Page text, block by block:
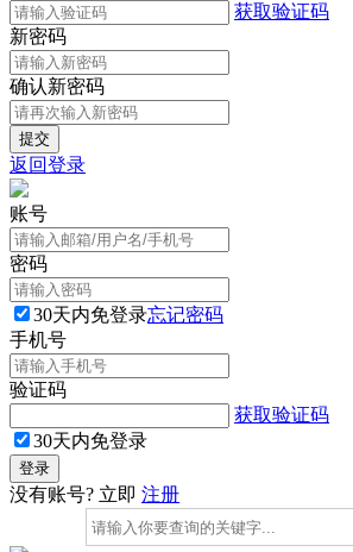
获取验证码
新密码
确认新密码
返回登录
账号
密码
30天内免登录忘记密码
手机号
验证码
获取验证码
30天内免登录
没有账号? 立即 注册